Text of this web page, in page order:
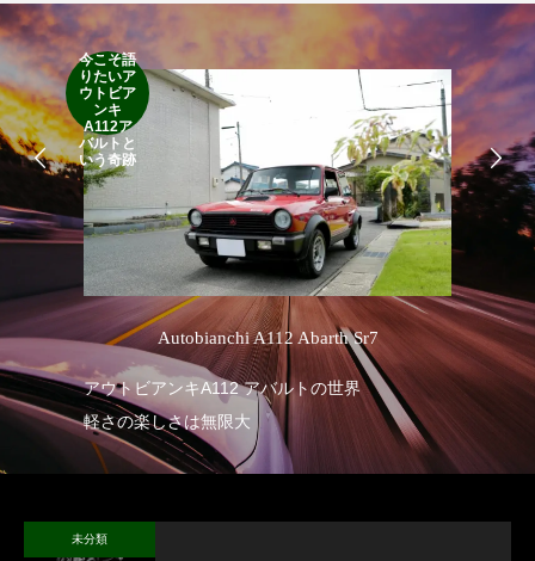
今こそ語
りたいア
ウトビア
ンキ
A112ア
バルトと
いう奇跡
Autobianchi A112 Abarth Sr7
アウトビアンキA112 アバルトの世界
軽さの楽しさは無限大
未分類